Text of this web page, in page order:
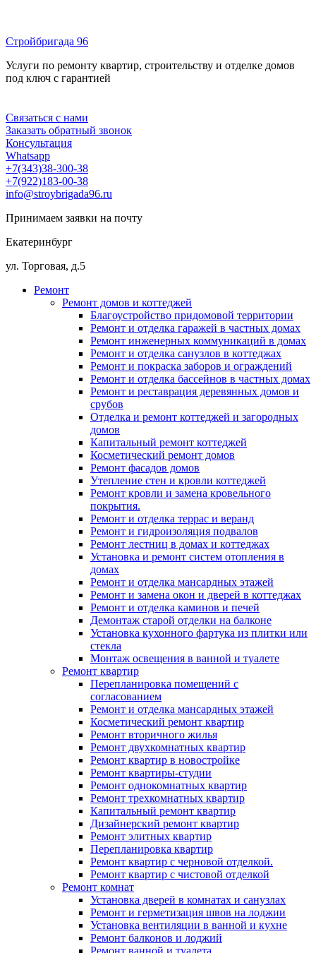
содержимому
Стройбригада 96
Услуги по ремонту квартир, строительству и отделке домов
под ключ с гарантией
Связаться с нами
Заказать обратный звонок
Консультация
Whatsapp
+7(343)38-300-38
+7(922)183-00-38
info@stroybrigada96.ru
Принимаем заявки на почту
Екатеринбург
ул. Торговая, д.5
Ремонт
Ремонт домов и коттеджей
Благоустройство придомовой территории
Ремонт и отделка гаражей в частных домах
Ремонт инженерных коммуникаций в домах
Ремонт и отделка санузлов в коттеджах
Ремонт и покраска заборов и ограждений
Ремонт и отделка бассейнов в частных домах
Ремонт и реставрация деревянных домов и
срубов
Отделка и ремонт коттеджей и загородных
домов
Капитальный ремонт коттеджей
Косметический ремонт домов
Ремонт фасадов домов
Утепление стен и кровли коттеджей
Ремонт кровли и замена кровельного
покрытия.
Ремонт и отделка террас и веранд
Ремонт и гидроизоляция подвалов
Ремонт лестниц в домах и коттеджах
Установка и ремонт систем отопления в
домах
Ремонт и отделка мансардных этажей
Ремонт и замена окон и дверей в коттеджах
Ремонт и отделка каминов и печей
Демонтаж старой отделки на балконе
Установка кухонного фартука из плитки или
стекла
Монтаж освещения в ванной и туалете
Ремонт квартир
Перепланировка помещений с
согласованием
Ремонт и отделка мансардных этажей
Косметический ремонт квартир
Ремонт вторичного жилья
Ремонт двухкомнатных квартир
Ремонт квартир в новостройке
Ремонт квартиры-студии
Ремонт однокомнатных квартир
Ремонт трехкомнатных квартир
Капитальный ремонт квартир
Дизайнерский ремонт квартир
Ремонт элитных квартир
Перепланировка квартир
Ремонт квартир с черновой отделкой.
Ремонт квартир с чистовой отделкой
Ремонт комнат
Установка дверей в комнатах и санузлах
Ремонт и герметизация швов на лоджии
Установка вентиляции в ванной и кухне
Ремонт балконов и лоджий
Ремонт ванной и туалета